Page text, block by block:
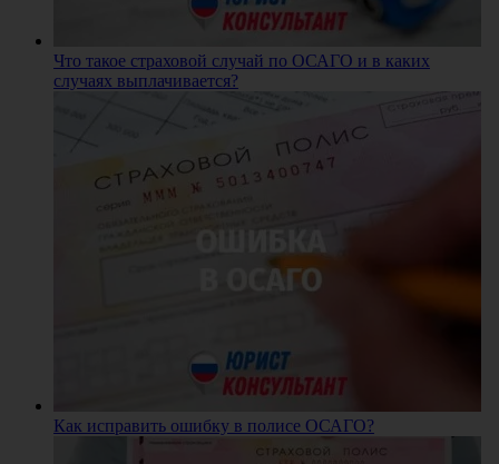
Что такое страховой случай по ОСАГО и в каких
случаях выплачивается?
Как исправить ошибку в полисе ОСАГО?